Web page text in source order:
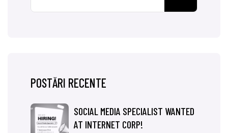
POSTĂRI RECENTE
SOCIAL MEDIA SPECIALIST WANTED
AT INTERNET CORP!